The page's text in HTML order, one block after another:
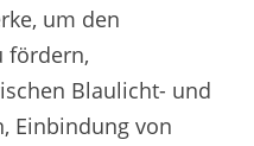
um den
fördern,
Blaulicht- und
Einbindung von